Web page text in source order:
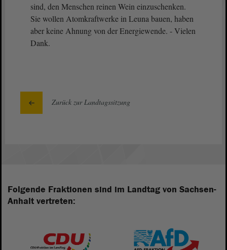
sind, den Menschen reinen Wein einzuschenken.
Sie wollen Atomkraftwerke in Leuna bauen, haben
aber keine Ahnung von der Energiewende. - Vielen
Dank.
Zurück zur Landtagssitzung
Folgende Fraktionen sind im Landtag von Sachsen-
Anhalt vertreten: